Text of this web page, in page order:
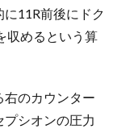
11R前後にドク
収めるという算
のカウンター
シオンの圧力